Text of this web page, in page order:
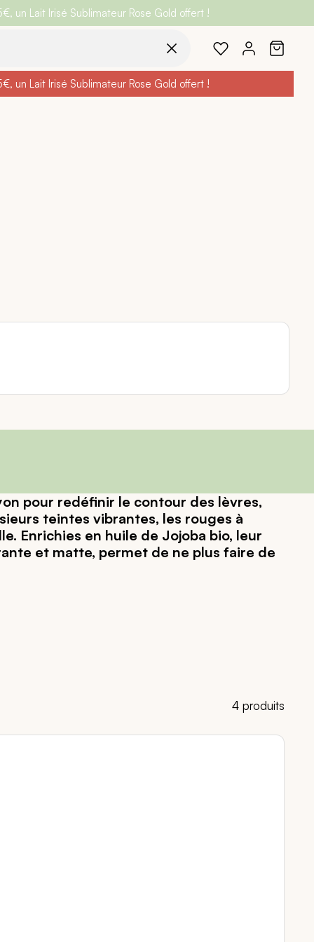
BELLEBIO
un Lait Irisé Sublimateur Rose Gold offert !
BELLEBIO
un Lait Irisé Sublimateur Rose Gold offert !
pour redéfinir le contour des lèvres,
teintes vibrantes, les rouges à
Enrichies en huile de Jojoba bio, leur
et matte, permet de ne plus faire de
4 produits